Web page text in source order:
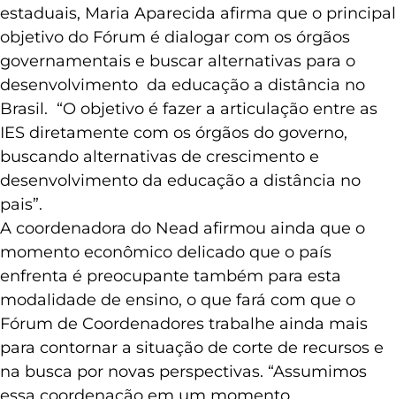
estaduais, Maria Aparecida afirma que o principal
objetivo do Fórum é dialogar com os órgãos
governamentais e buscar alternativas para o
desenvolvimento da educação a distância no
Brasil. “O objetivo é fazer a articulação entre as
IES diretamente com os órgãos do governo,
buscando alternativas de crescimento e
desenvolvimento da educação a distância no
pais”.
A coordenadora do Nead afirmou ainda que o
momento econômico delicado que o país
enfrenta é preocupante também para esta
modalidade de ensino, o que fará com que o
Fórum de Coordenadores trabalhe ainda mais
para contornar a situação de corte de recursos e
na busca por novas perspectivas. “Assumimos
essa coordenação em um momento